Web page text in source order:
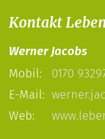
Kontakt
Werner Jacobs
Mobil:
0170
E-Mail:
Web: